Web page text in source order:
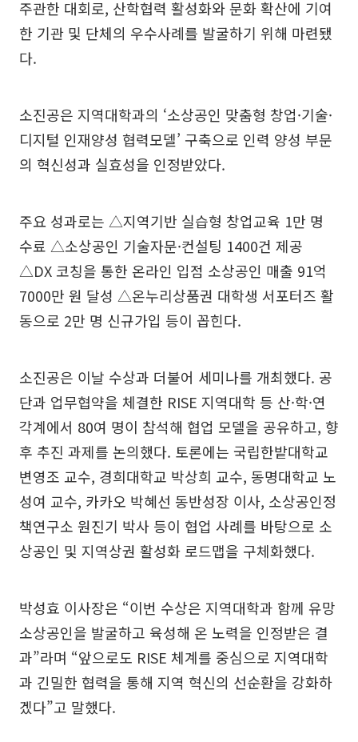
주관한 대회로, 산학협력 활성화와 문화 확산에 기여
한 기관 및 단체의 우수사례를 발굴하기 위해 마련됐
다.
소진공은 지역대학과의 ‘소상공인 맞춤형 창업·기술·
디지털 인재양성 협력모델’ 구축으로 인력 양성 부문
의 혁신성과 실효성을 인정받았다.
주요 성과로는 △지역기반 실습형 창업교육 1만 명
수료 △소상공인 기술자문·컨설팅 1400건 제공
△DX 코칭을 통한 온라인 입점 소상공인 매출 91억
7000만 원 달성 △온누리상품권 대학생 서포터즈 활
동으로 2만 명 신규가입 등이 꼽힌다.
소진공은 이날 수상과 더불어 세미나를 개최했다. 공
단과 업무협약을 체결한 RISE 지역대학 등 산·학·연
각계에서 80여 명이 참석해 협업 모델을 공유하고, 향
후 추진 과제를 논의했다. 토론에는 국립한밭대학교
변영조 교수, 경희대학교 박상희 교수, 동명대학교 노
성여 교수, 카카오 박혜선 동반성장 이사, 소상공인정
책연구소 원진기 박사 등이 협업 사례를 바탕으로 소
상공인 및 지역상권 활성화 로드맵을 구체화했다.
박성효 이사장은 “이번 수상은 지역대학과 함께 유망
소상공인을 발굴하고 육성해 온 노력을 인정받은 결
과”라며 “앞으로도 RISE 체계를 중심으로 지역대학
과 긴밀한 협력을 통해 지역 혁신의 선순환을 강화하
겠다”고 말했다.